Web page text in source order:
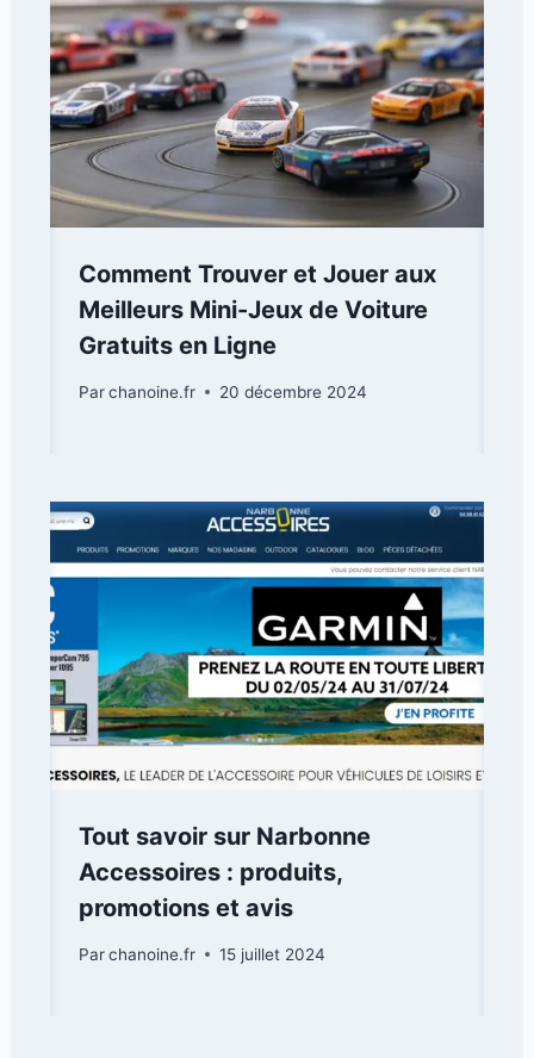
Comment Trouver et Jouer aux
Meilleurs Mini-Jeux de Voiture
Gratuits en Ligne
Parchanoine.fr 20 décembre 2024
Tout savoir sur Narbonne
Accessoires : produits,
promotions et avis
Parchanoine.fr 15 juillet 2024